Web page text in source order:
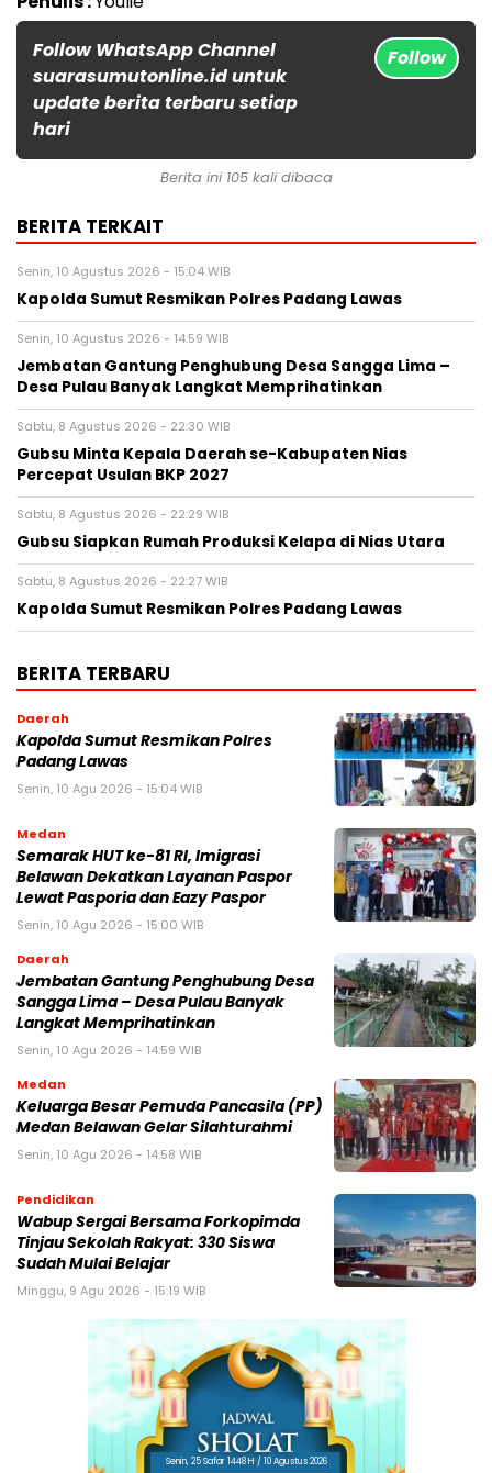
Follow WhatsApp Channel
suarasumutonline.id untuk
update berita terbaru setiap
hari
Follow
Berita ini 105 kali dibaca
BERITA TERKAIT
Senin, 10 Agustus 2026 - 15:04 WIB
Kapolda Sumut Resmikan Polres Padang Lawas
Senin, 10 Agustus 2026 - 14:59 WIB
Jembatan Gantung Penghubung Desa Sangga Lima –
Desa Pulau Banyak Langkat Memprihatinkan
Sabtu, 8 Agustus 2026 - 22:30 WIB
Gubsu Minta Kepala Daerah se-Kabupaten Nias
Percepat Usulan BKP 2027
Sabtu, 8 Agustus 2026 - 22:29 WIB
Gubsu Siapkan Rumah Produksi Kelapa di Nias Utara
Sabtu, 8 Agustus 2026 - 22:27 WIB
Kapolda Sumut Resmikan Polres Padang Lawas
BERITA TERBARU
Daerah
Kapolda Sumut Resmikan Polres
Padang Lawas
Senin, 10 Agu 2026 - 15:04 WIB
Medan
Semarak HUT ke-81 RI, Imigrasi
Belawan Dekatkan Layanan Paspor
Lewat Pasporia dan Eazy Paspor
Senin, 10 Agu 2026 - 15:00 WIB
Daerah
Jembatan Gantung Penghubung Desa
Sangga Lima – Desa Pulau Banyak
Langkat Memprihatinkan
Senin, 10 Agu 2026 - 14:59 WIB
Medan
Keluarga Besar Pemuda Pancasila (PP)
Medan Belawan Gelar Silahturahmi
Senin, 10 Agu 2026 - 14:58 WIB
Pendidikan
Wabup Sergai Bersama Forkopimda
Tinjau Sekolah Rakyat: 330 Siswa
Sudah Mulai Belajar
Minggu, 9 Agu 2026 - 15:19 WIB
Senin, 25 Safar 1448 H / 10 Agustus 2026